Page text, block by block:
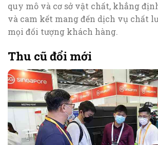
quy mô và cơ sở vật chất, khẳng
và cam kết mang đến dịch vụ chất
mọi đối tượng khách hàng.
Thu cũ đổi mới